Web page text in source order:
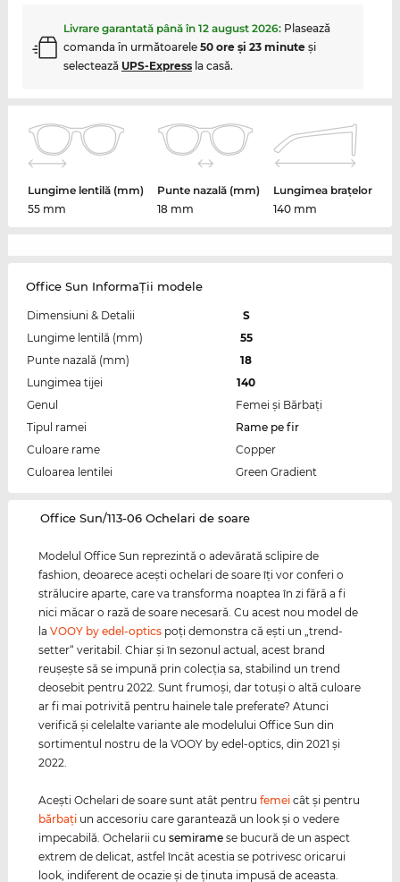
Livrare garantată până în 12 august 2026: Plasează
comanda în următoarele 50 ore şi 23 minuteşi
selectează UPS-Expressla casă.
Lungime lentilă (mm)
55 mm
Punte nazală (mm)
18 mm
Lungimea brațelor
140 mm
Office Sun InformaŢii modele
Dimensiuni & Detalii
S
Lungime lentilă (mm)
55
Punte nazală (mm)
18
Lungimea tijei
140
Genul
Femei şi Bărbaţi
Tipul ramei
Rame pe fir
Culoare rame
Copper
Culoarea lentilei
Green Gradient
‌Office Sun/113-06 Ochelari de soare
Modelul Office Sun reprezintă o adevărată sclipire de
fashion, deoarece aceşti ochelari de soare îţi vor conferi o
strălucire aparte, care va transforma noaptea în zi fără a fi
nici măcar o rază de soare necesară. Cu acest nou model de
laVOOY by edel-optics poţi demonstra că eşti un „trend-
setter“ veritabil. Chiar şi în sezonul actual, acest brand
reuşeşte să se impună prin colecţia sa, stabilind un trend
deosebit pentru 2022. Sunt frumoşi, dar totuşi o altă culoare
ar fi mai potrivită pentru hainele tale preferate? Atunci
verifică şi celelalte variante ale modelului Office Sun din
sortimentul nostru de la VOOY by edel-optics, din 2021 şi
2022.
Aceşti Ochelari de soare sunt atât pentrufemei cât şi pentru
bărbaţi un accesoriu care garantează un look şi o vedere
impecabilă. Ochelarii cusemirame se bucură de un aspect
extrem de delicat, astfel încât acestia se potrivesc oricarui
look, indiferent de ocazie şi de ţinuta impusă de aceasta.